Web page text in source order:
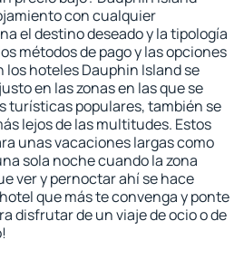
con cualquier
el destino deseado y la tipología
métodos de pago y las opciones
los hoteles Dauphin Island se
en las zonas en las que se
turísticas populares, también se
lejos de las multitudes. Estos
unas vacaciones largas como
sola noche cuando la zona
ver y pernoctar ahí se hace
que más te convenga y ponte
disfrutar de un viaje de ocio o de